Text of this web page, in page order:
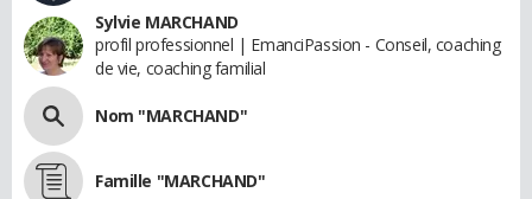
Sylvie MARCHAND
profil professionnel | EmanciPassion - Conseil, coaching
de vie, coaching familial
Nom "MARCHAND"
Famille "MARCHAND"